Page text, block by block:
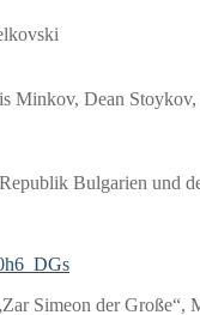
Dean Stoykov,
Bulgarien und
Simeon der Große“,